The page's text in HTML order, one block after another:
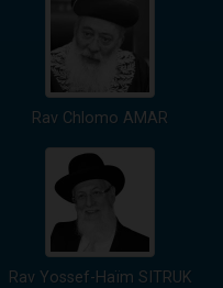
Rav Chlomo AMAR
Rav Yossef-Haïm SITRUK